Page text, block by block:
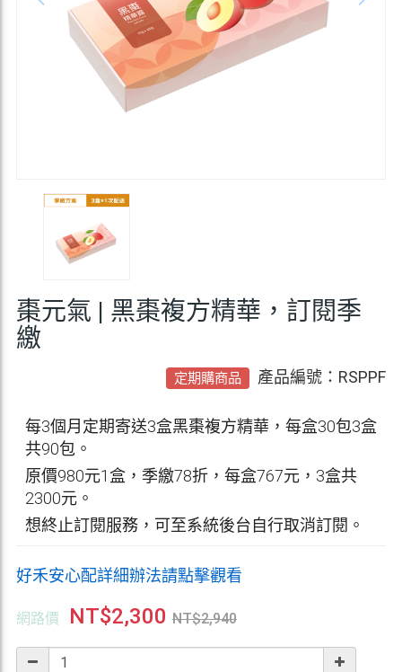
棗元氣 | 黑棗複方精華，訂閱季
繳
定期購商品 產品編號：RSPPF
每3個月定期寄送3盒黑棗複方精華，每盒30包3盒
共90包。
原價980元1盒，季繳78折，每盒767元，3盒共
2300元。
想終止訂閱服務，可至系統後台自行取消訂閱。
好禾安心配詳細辦法請點擊觀看
網路價 NT$2,300 NT$2,940